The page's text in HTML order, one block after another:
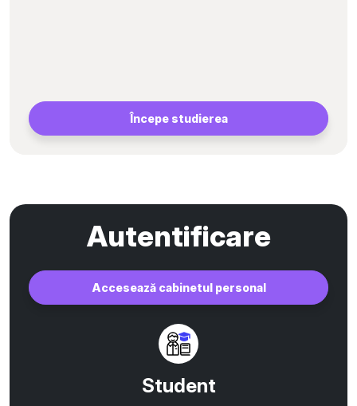
Începe studierea
Autentificare
Accesează cabinetul personal
Student